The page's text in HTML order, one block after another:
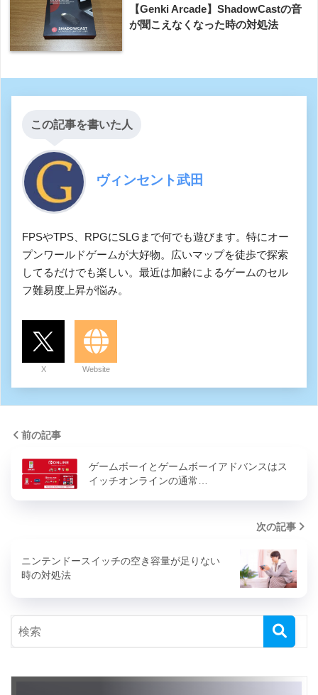
【Genki Arcade】ShadowCastの音
が聞こえなくなった時の対処法
この記事を書いた人
ヴィンセント武田
FPSやTPS、RPGにSLGまで何でも遊びます。特にオー
プンワールドゲームが大好物。広いマップを徒歩で探索
してるだけでも楽しい。最近は加齢によるゲームのセル
フ難易度上昇が悩み。
X Website
前の記事
ゲームボーイとゲームボーイアドバンスはス
イッチオンラインの通常…
次の記事
ニンテンドースイッチの空き容量が足りない
時の対処法